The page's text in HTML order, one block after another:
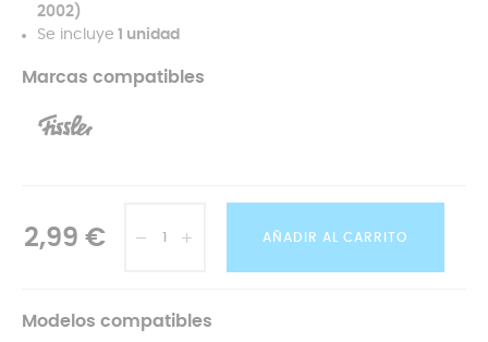
2002)
Se incluye 1 unidad
Marcas compatibles
2,99 € AÑADIR AL CARRITO
Modelos compatibles